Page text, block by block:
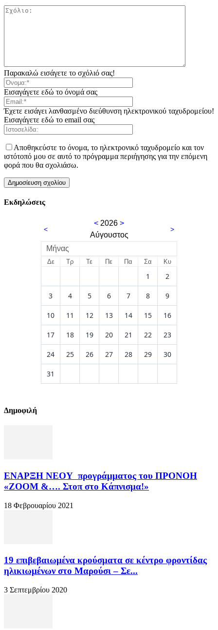
Παρακαλώ εισάγετε το σχόλιό σας!
Εισαγάγετε εδώ το όνομά σας
Έχετε εισάγει λανθασμένο διεύθυνση ηλεκτρονικού ταχυδρομείου!
Εισαγάγετε εδώ το email σας
Αποθηκεύστε το όνομα, το ηλεκτρονικό ταχυδρομείο και τον
ιστότοπό μου σε αυτό το πρόγραμμα περιήγησης για την επόμενη
φορά που θα σχολιάσω.
Εκδηλώσεις
<
< 2026 >
Αύγουστος
>
Μήνας
Δε Τρ Τε Πε Πα Σα Κυ
1 2
3 4 5 6 7 8 9
10 11 12 13 14 15 16
17 18 19 20 21 22 23
24 25 26 27 28 29 30
31
Δημοφιλή
ΕΝΑΡΞΗ ΝΕΟΥ προγράμματος του ΠΡΟΝΟΗ
«ΖΟΟΜ &…. Στοπ στο Κάπνισμα!»
18 Φεβρουαρίου 2021
19 επιβεβαιωμένα κρούσματα σε κέντρο φροντίδας
ηλικιωμένων στο Μαρούσι – Σε...
3 Σεπτεμβρίου 2020